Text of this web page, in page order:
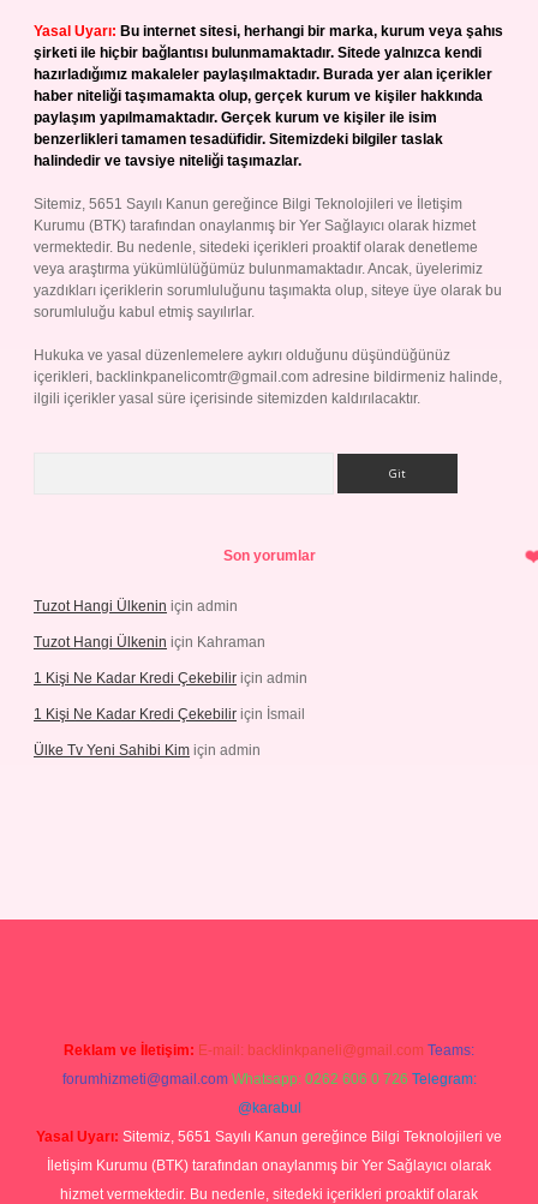
Yasal Uyarı: Bu internet sitesi, herhangi bir marka, kurum veya şahıs
şirketi ile hiçbir bağlantısı bulunmamaktadır. Sitede yalnızca kendi
hazırladığımız makaleler paylaşılmaktadır. Burada yer alan içerikler
haber niteliği taşımamakta olup, gerçek kurum ve kişiler hakkında
paylaşım yapılmamaktadır. Gerçek kurum ve kişiler ile isim
benzerlikleri tamamen tesadüfidir. Sitemizdeki bilgiler taslak
halindedir ve tavsiye niteliği taşımazlar.
Sitemiz, 5651 Sayılı Kanun gereğince Bilgi Teknolojileri ve İletişim
Kurumu (BTK) tarafından onaylanmış bir Yer Sağlayıcı olarak hizmet
vermektedir. Bu nedenle, sitedeki içerikleri proaktif olarak denetleme
veya araştırma yükümlülüğümüz bulunmamaktadır. Ancak, üyelerimiz
yazdıkları içeriklerin sorumluluğunu taşımakta olup, siteye üye olarak bu
sorumluluğu kabul etmiş sayılırlar.
Hukuka ve yasal düzenlemelere aykırı olduğunu düşündüğünüz
içerikleri, backlinkpanelicomtr@gmail.com adresine bildirmeniz halinde,
ilgili içerikler yasal süre içerisinde sitemizden kaldırılacaktır.
Son yorumlar
Tuzot Hangi Ülkenin için admin
Tuzot Hangi Ülkenin için Kahraman
1 Kişi Ne Kadar Kredi Çekebilir için admin
1 Kişi Ne Kadar Kredi Çekebilir için İsmail
Ülke Tv Yeni Sahibi Kim için admin
Reklam ve İletişim: E-mail: backlinkpaneli@gmail.com Teams:
forumhizmeti@gmail.com Whatsapp: 0262 606 0 726 Telegram:
@karabul
Yasal Uyarı: Sitemiz, 5651 Sayılı Kanun gereğince Bilgi Teknolojileri ve
İletişim Kurumu (BTK) tarafından onaylanmış bir Yer Sağlayıcı olarak
hizmet vermektedir. Bu nedenle, sitedeki içerikleri proaktif olarak